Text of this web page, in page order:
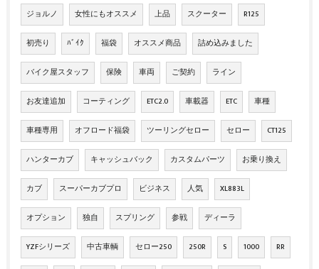
ジョルノ 女性にもオススメ 上品 スクーター R125
初売り ﾊﾞｲｸ 福袋 オススメ商品 詰め込みました
バイク屋スタッフ 保険 車両 ご契約 ライン
お友達追加 コーティング ETC2.0 車載器 ETC 車種
車種専用 オフロード福袋 ツーリングセロー セロー CT125
ハンターカブ キャッシュバック カスタムパーツ お乗り換え
カブ スーパーカブプロ ビジネス 人気 XL883L
オプション 独自 スプリング 参戦 ディーラ
YZFシリーズ 中古車輌 セロー250 250R S 1000 RR